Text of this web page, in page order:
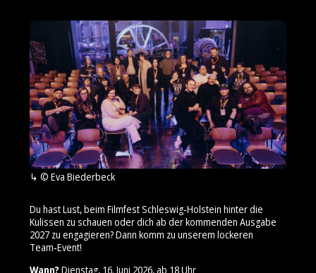
© Eva Biederbeck
Du hast Lust, beim Filmfest Schleswig‑Holstein hinter die
Kulissen zu schauen oder dich ab der kommenden Ausgabe
2027 zu engagieren? Dann komm zu unserem lockeren
Team‑Event!
Wann? Dienstag, 16. Juni 2026, ab 18 Uhr